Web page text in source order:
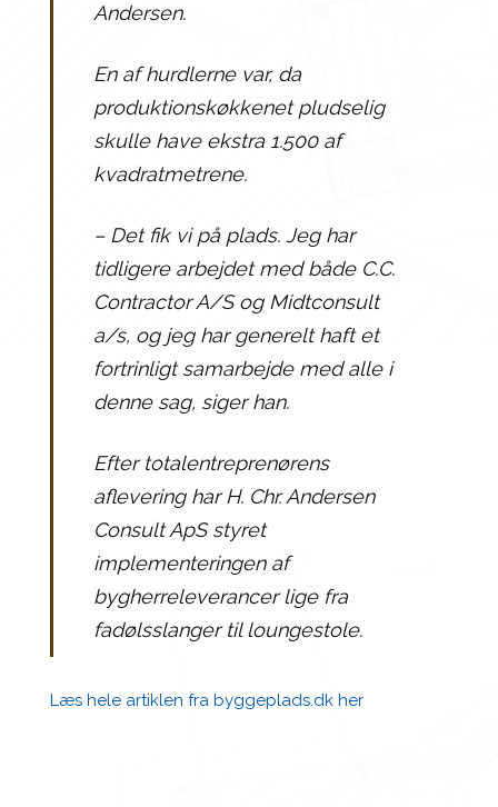
Andersen.
En af hurdlerne var, da
produktionskøkkenet pludselig
skulle have ekstra 1.500 af
kvadratmetrene.
– Det fik vi på plads. Jeg har
tidligere arbejdet med både C.C.
Contractor A/S og Midtconsult
a/s, og jeg har generelt haft et
fortrinligt samarbejde med alle i
denne sag, siger han.
Efter totalentreprenørens
aflevering har H. Chr. Andersen
Consult ApS styret
implementeringen af
bygherreleverancer lige fra
fadølsslanger til loungestole.
Læs hele artiklen fra byggeplads.dk her